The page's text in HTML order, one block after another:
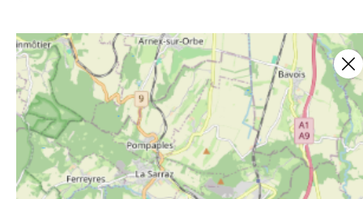
Ce contenu vous a été utile ?
Ce contenu vous a été utile
Ce contenu ne vous a pas été utile
Enregistrer
Partager ce contenu
Partager sur Facebook (nouvelle fenêtre)
Partager sur X / Twitter (nouvelle
Partager sur WhatsApp
Partager par mail